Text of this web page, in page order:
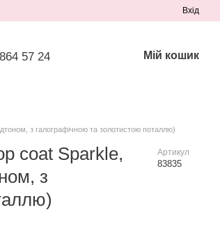
Вхід
57 24 Мій кошик
з галографічною та золотистою поталлю)
coat Sparkle,
з
Артикул
83835